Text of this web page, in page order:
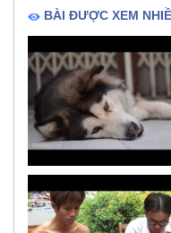
BÀI ĐƯỢC XEM